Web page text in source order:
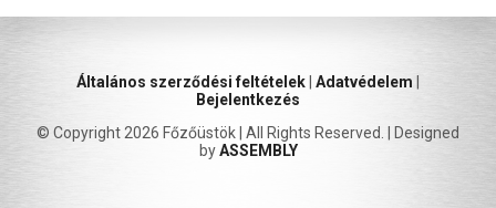
Általános szerződési feltételek Adatvédelem
Bejelentkezés
© Copyright 2026 Főzőüstök | All Rights Reserved. | Designed
byASSEMBLY